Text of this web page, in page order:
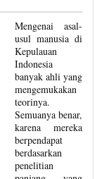
Mengenai asal-
usul manusia di
Kepulauan
Indonesia
banyak ahli yang
mengemukakan
teorinya.
Semuanya benar,
karena mereka
berpendapat
berdasarkan
penelitian